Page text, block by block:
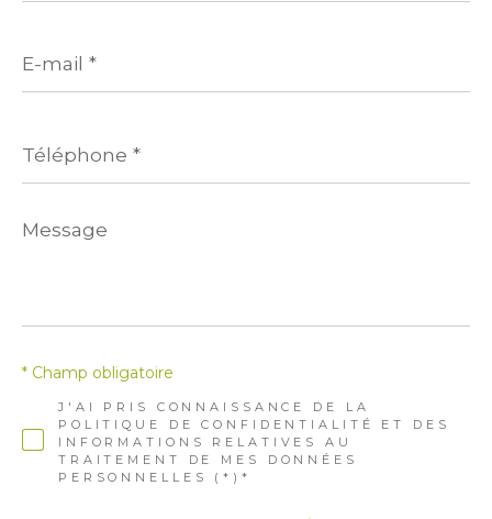
mail
*
*
Message
*
J'AI PRIS CONNAISSANCE DE LA
POLITIQUE DE CONFIDENTIALITÉ ET DES
INFORMATIONS RELATIVES AU
TRAITEMENT DE MES DONNÉES
PERSONNELLES (*)*
* Champ obligatoire